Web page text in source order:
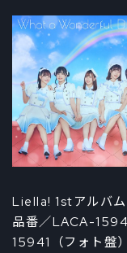
Liella! 1stアルバ
品番／LACA-
15941（フォト盤）